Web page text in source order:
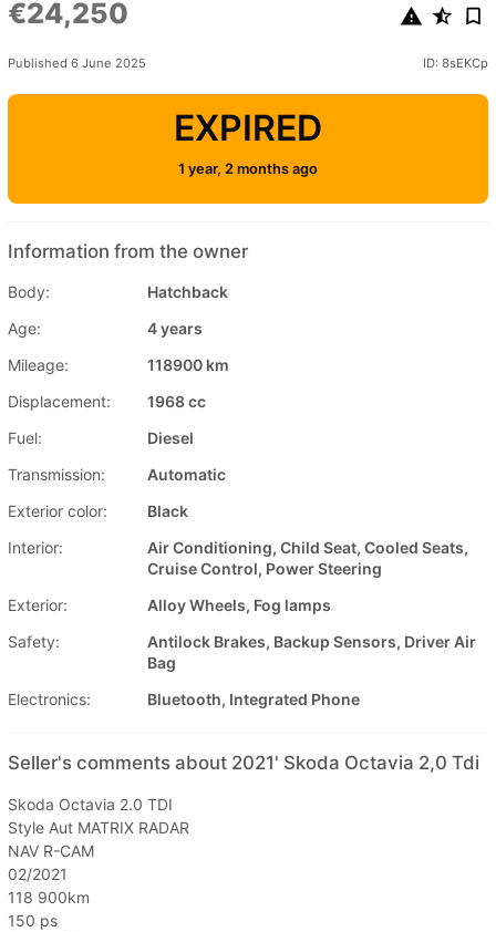
€24,250
Published 6 June 2025 ID: 8sEKCp
EXPIRED
1 year, 2 months ago
Information from the owner
Body:
Hatchback
Age:
4 years
Mileage:
118900 km
Displacement:
1968 cc
Fuel:
Diesel
Transmission:
Automatic
Exterior color:
Black
Interior:
Air Conditioning, Child Seat, Cooled Seats,
Cruise Control, Power Steering
Exterior:
Alloy Wheels, Fog lamps
Safety:
Antilock Brakes, Backup Sensors, Driver Air
Bag
Electronics:
Bluetooth, Integrated Phone
Seller's comments about 2021' Skoda Octavia 2,0 Tdi
Skoda Octavia 2.0 TDI
Style Aut MATRIX RADAR
NAV R-CAM
02/2021
118 900km
150 ps